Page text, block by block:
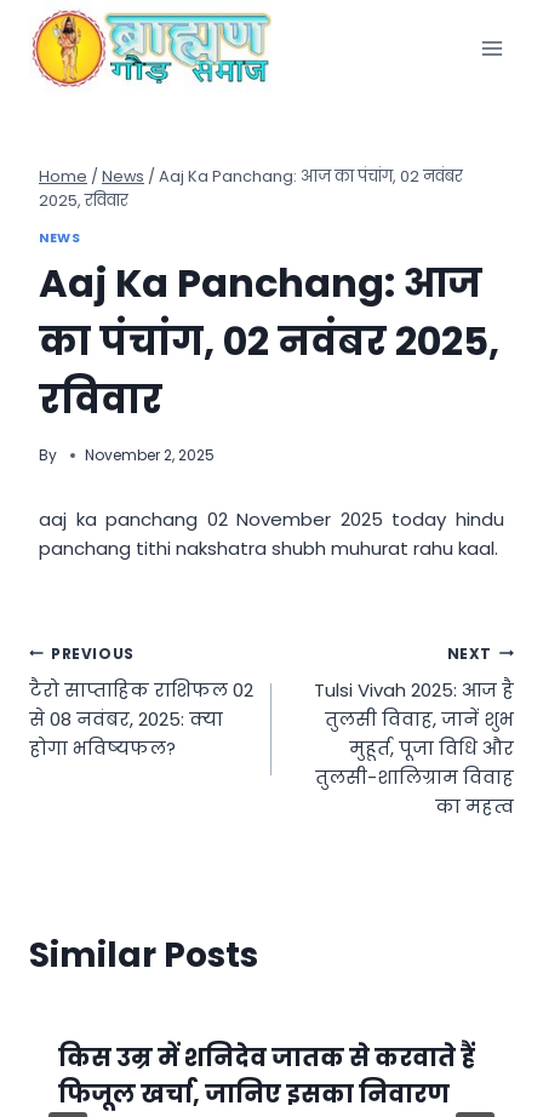
content
Home / News / Aaj Ka Panchang: आज का पंचांग, 02 नवंबर
2025, रविवार
NEWS
Aaj Ka Panchang: आज
का पंचांग, 02 नवंबर 2025,
रविवार
By November 2, 2025
aaj ka panchang 02 November 2025 today hindu
panchang tithi nakshatra shubh muhurat rahu kaal.
Post
navigation
PREVIOUS
टैरो साप्ताहिक राशिफल 02
से 08 नवंबर, 2025: क्‍या
होगा भविष्‍यफल?
NEXT
Tulsi Vivah 2025: आज है
तुलसी विवाह, जानें शुभ
मुहूर्त, पूजा विधि और
तुलसी-शालिग्राम विवाह
का महत्व
Similar Posts
किस उम्र में शनिदेव जातक से करवाते हैं
फिजूल खर्चा, जानिए इसका निवारण